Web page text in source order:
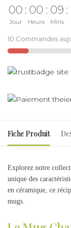
00
Jour
: 00
Heure
: 09
Mins
:
10 Commandes
Fiche Produit
Explorez notre
unique des
en céramique, ce
mugs.